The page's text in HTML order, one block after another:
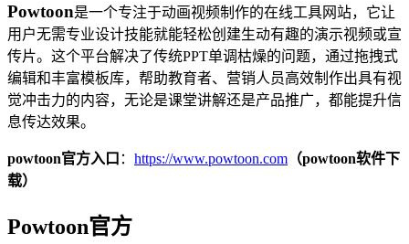
Powtoon是一个专注于动画视频制作的在线工具网站，它让
用户无需专业设计技能就能轻松创建生动有趣的演示视频或宣
传片。这个平台解决了传统PPT单调枯燥的问题，通过拖拽式
编辑和丰富模板库，帮助教育者、营销人员高效制作出具有视
觉冲击力的内容，无论是课堂讲解还是产品推广，都能提升信
息传达效果。
powtoon官方入口 ： https://www.powtoon.com （powtoon软件下
载）
Powtoon官方